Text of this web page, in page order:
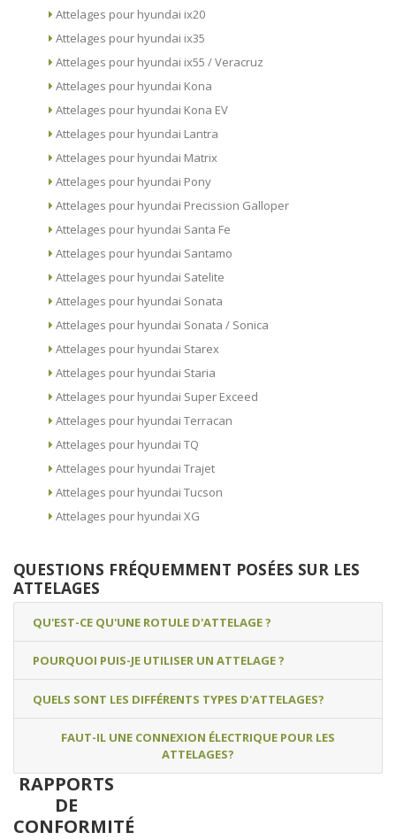
Attelages pour hyundai ix20
Attelages pour hyundai ix35
Attelages pour hyundai ix55 / Veracruz
Attelages pour hyundai Kona
Attelages pour hyundai Kona EV
Attelages pour hyundai Lantra
Attelages pour hyundai Matrix
Attelages pour hyundai Pony
Attelages pour hyundai Precission Galloper
Attelages pour hyundai Santa Fe
Attelages pour hyundai Santamo
Attelages pour hyundai Satelite
Attelages pour hyundai Sonata
Attelages pour hyundai Sonata / Sonica
Attelages pour hyundai Starex
Attelages pour hyundai Staria
Attelages pour hyundai Super Exceed
Attelages pour hyundai Terracan
Attelages pour hyundai TQ
Attelages pour hyundai Trajet
Attelages pour hyundai Tucson
Attelages pour hyundai XG
QUESTIONS FRÉQUEMMENT POSÉES SUR LES
ATTELAGES
QU'EST-CE QU'UNE ROTULE D'ATTELAGE ?
POURQUOI PUIS-JE UTILISER UN ATTELAGE ?
QUELS SONT LES DIFFÉRENTS TYPES D'ATTELAGES?
FAUT-IL UNE CONNEXION ÉLECTRIQUE POUR LES
ATTELAGES?
RAPPORTS
DE
CONFORMITÉ